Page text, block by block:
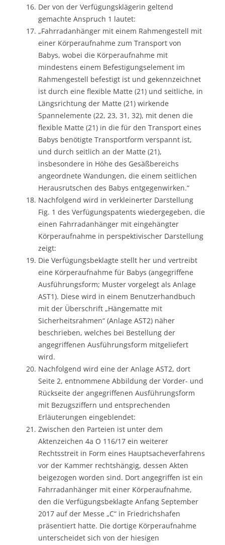
Der von der Verfügungsklägerin geltend
gemachte Anspruch 1 lautet:
„Fahrradanhänger mit einem Rahmengestell mit
einer Körperaufnahme zum Transport von
Babys, wobei die Körperaufnahme mit
mindestens einem Befestigungselement im
Rahmengestell befestigt ist und gekennzeichnet
ist durch eine flexible Matte (21) und seitliche, in
Längsrichtung der Matte (21) wirkende
Spannelemente (22, 23, 31, 32), mit denen die
flexible Matte (21) in die für den Transport eines
Babys benötigte Transportform verspannt ist,
und durch seitlich an der Matte (21),
insbesondere in Höhe des Gesäßbereichs
angeordnete Wandungen, die einem seitlichen
Herausrutschen des Babys entgegenwirken.“
Nachfolgend wird in verkleinerter Darstellung
Fig. 1 des Verfügungspatents wiedergegeben, die
einen Fahrradanhänger mit eingehängter
Körperaufnahme in perspektivischer Darstellung
zeigt:
Die Verfügungsbeklagte stellt her und vertreibt
eine Körperaufnahme für Babys (angegriffene
Ausführungsform; Muster vorgelegt als Anlage
AST1). Diese wird in einem Benutzerhandbuch
mit der Überschrift „Hängematte mit
Sicherheitsrahmen“ (Anlage AST2) näher
beschrieben, welches bei Bestellung der
angegriffenen Ausführungsform mitgeliefert
wird.
Nachfolgend wird eine der Anlage AST2, dort
Seite 2, entnommene Abbildung der Vorder- und
Rückseite der angegriffenen Ausführungsform
mit Bezugsziffern und entsprechenden
Erläuterungen eingeblendet:
Zwischen den Parteien ist unter dem
Aktenzeichen 4a O 116/17 ein weiterer
Rechtsstreit in Form eines Hauptsacheverfahrens
vor der Kammer rechtshängig, dessen Akten
beigezogen worden sind. Dort angegriffen ist ein
Fahrradanhänger mit einer Körperaufnahme,
den die Verfügungsbeklagte Anfang September
2017 auf der Messe „C“ in Friedrichshafen
präsentiert hatte. Die dortige Körperaufnahme
unterscheidet sich von der hiesigen